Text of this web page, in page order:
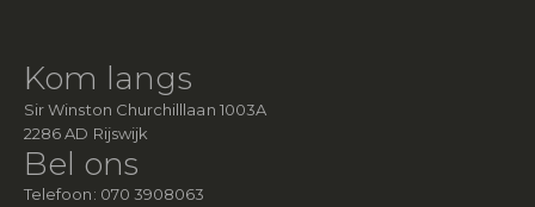
Kom langs
Sir Winston Churchilllaan 1003A
2286 AD Rijswijk
Bel ons
Telefoon: 070 3908063